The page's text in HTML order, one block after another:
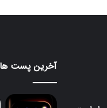
آخرین پست
قابلیت
جدید
HiLight
در